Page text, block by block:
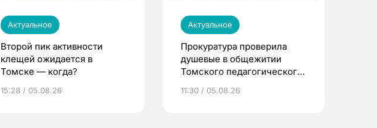
Актуальное
Второй пик активности
клещей ожидается в
Томске — когда?
15:28 / 05.08.26
Актуальное
Прокуратура проверила
душевые в общежитии
Томского педагогического
11:30 / 05.08.26